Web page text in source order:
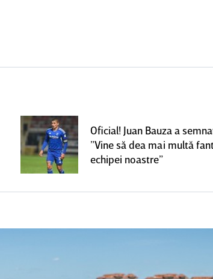
Oficial! Juan Bauza a
”Vine să dea mai multă
echipei noastre”